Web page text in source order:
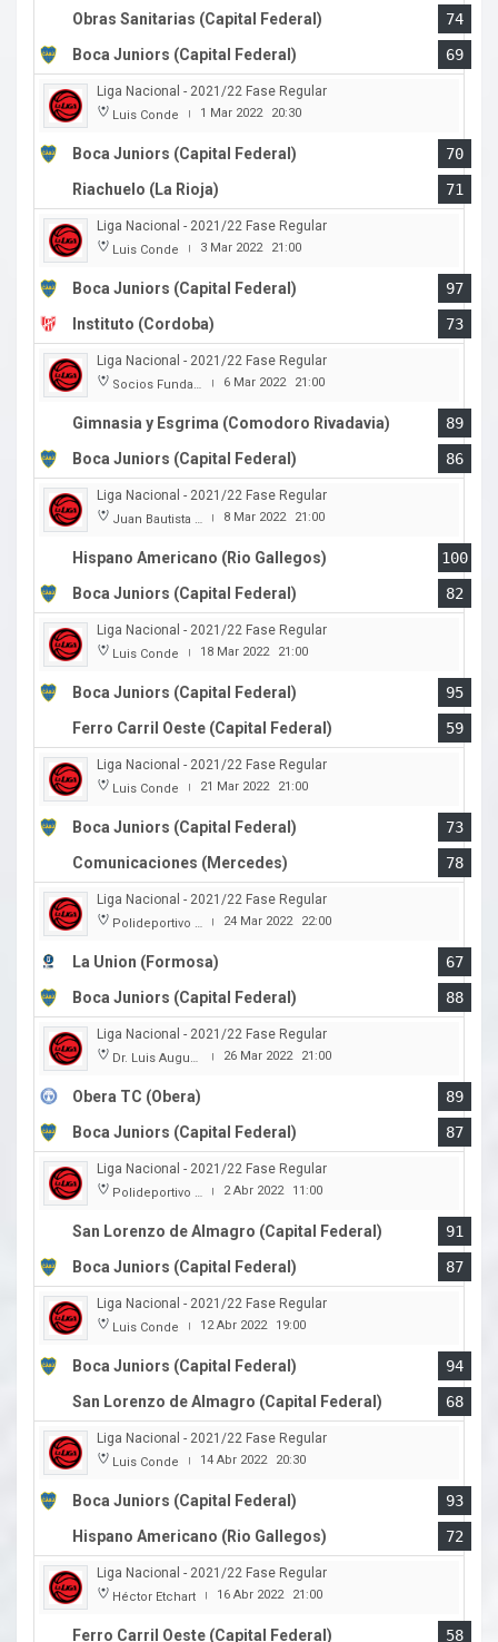
Obras Sanitarias (Capital Federal)
74
Boca Juniors (Capital Federal)
69
Liga Nacional - 2021/22 Fase Regular
Luis Conde | 1 Mar 2022 20:30
Boca Juniors (Capital Federal)
70
Riachuelo (La Rioja)
71
Liga Nacional - 2021/22 Fase Regular
Luis Conde | 3 Mar 2022 21:00
Boca Juniors (Capital Federal)
97
Instituto (Cordoba)
73
Liga Nacional - 2021/22 Fase Regular
Socios Fundadores | 6 Mar 2022 21:00
Gimnasia y Esgrima (Comodoro Rivadavia)
89
Boca Juniors (Capital Federal)
86
Liga Nacional - 2021/22 Fase Regular
Juan Bautista Rocha | 8 Mar 2022 21:00
Hispano Americano (Rio Gallegos)
100
Boca Juniors (Capital Federal)
82
Liga Nacional - 2021/22 Fase Regular
Luis Conde | 18 Mar 2022 21:00
Boca Juniors (Capital Federal)
95
Ferro Carril Oeste (Capital Federal)
59
Liga Nacional - 2021/22 Fase Regular
Luis Conde | 21 Mar 2022 21:00
Boca Juniors (Capital Federal)
73
Comunicaciones (Mercedes)
78
Liga Nacional - 2021/22 Fase Regular
Polideportivo Cincuentenario | 24 Mar 2022 22:00
La Union (Formosa)
67
Boca Juniors (Capital Federal)
88
Liga Nacional - 2021/22 Fase Regular
Dr. Luis Augusto Derna | 26 Mar 2022 21:00
Obera TC (Obera)
89
Boca Juniors (Capital Federal)
87
Liga Nacional - 2021/22 Fase Regular
Polideportivo Roberto Pando | 2 Abr 2022 11:00
San Lorenzo de Almagro (Capital Federal)
91
Boca Juniors (Capital Federal)
87
Liga Nacional - 2021/22 Fase Regular
Luis Conde | 12 Abr 2022 19:00
Boca Juniors (Capital Federal)
94
San Lorenzo de Almagro (Capital Federal)
68
Liga Nacional - 2021/22 Fase Regular
Luis Conde | 14 Abr 2022 20:30
Boca Juniors (Capital Federal)
93
Hispano Americano (Rio Gallegos)
72
Liga Nacional - 2021/22 Fase Regular
Héctor Etchart | 16 Abr 2022 21:00
Ferro Carril Oeste (Capital Federal) 58